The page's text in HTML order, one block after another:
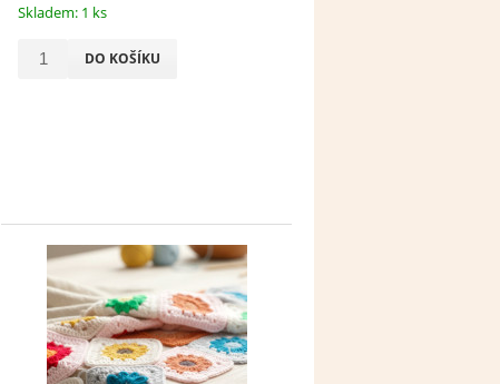
Skladem: 1 ks
DO KOŠÍKU